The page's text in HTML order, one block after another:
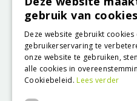
Onze
Ontvang
We slaan
gebruik van
Deze website gebruikt cookies
gebruikerservaring te
onze website te gebruiken,
alle cookies in
Cookiebeleid.Lees verder